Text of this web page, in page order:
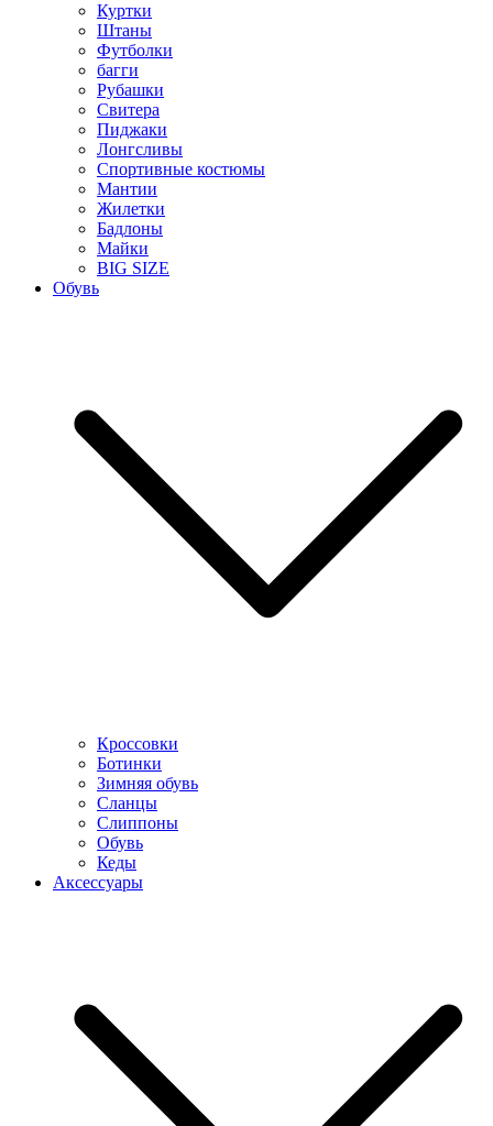
Куртки
Штаны
Футболки
багги
Рубашки
Свитера
Пиджаки
Лонгсливы
Спортивные костюмы
Мантии
Жилетки
Бадлоны
Майки
BIG SIZE
Обувь
Кроссовки
Ботинки
Зимняя обувь
Сланцы
Слиппоны
Обувь
Кеды
Аксессуары